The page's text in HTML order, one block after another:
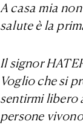
A casa mia
salute è la
Il signor
Voglio che si
sentirmi libero
persone